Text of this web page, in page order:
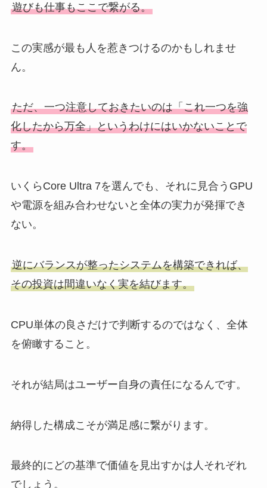
遊びも仕事もここで繋がる。
この実感が最も人を惹きつけるのかもしれませ
ん。
ただ、一つ注意しておきたいのは「これ一つを強
化したから万全」というわけにはいかないことで
す。
いくらCore Ultra 7を選んでも、それに見合うGPU
や電源を組み合わせないと全体の実力が発揮でき
ない。
逆にバランスが整ったシステムを構築できれば、
その投資は間違いなく実を結びます。
CPU単体の良さだけで判断するのではなく、全体
を俯瞰すること。
それが結局はユーザー自身の責任になるんです。
納得した構成こそが満足感に繋がります。
最終的にどの基準で価値を見出すかは人それぞれ
でしょう。